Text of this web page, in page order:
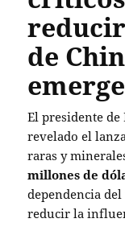
de
El presidente
revelado el
raras y
millones de
dependencia
reducir la